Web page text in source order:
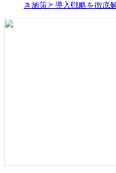
き施策と導入戦略を徹底